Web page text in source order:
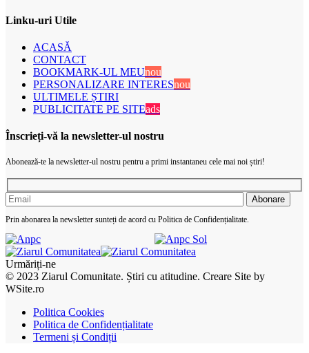
Linku-uri Utile
ACASĂ
CONTACT
BOOKMARK-UL MEUnou
PERSONALIZARE INTERESnou
ULTIMELE ȘTIRI
PUBLICITATE PE SITEads
Înscrieți-vă la newsletter-ul nostru
Abonează-te la newsletter-ul nostru pentru a primi instantaneu cele mai noi știri!
Prin abonarea la newsletter sunteți de acord cu Politica de Confidențialitate.
Urmăriți-ne
© 2023 Ziarul Comunitate. Știri cu atitudine. Creare Site by
WSite.ro
Politica Cookies
Politica de Confidențialitate
Termeni și Condiții